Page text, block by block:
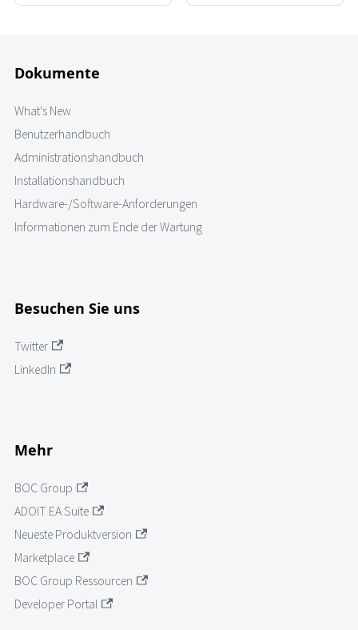
Dokumente
What's New
Benutzerhandbuch
Administrationshandbuch
Installationshandbuch
Hardware-/Software-Anforderungen
Informationen zum Ende der Wartung
Besuchen Sie uns
Twitter
LinkedIn
Mehr
BOC Group
ADOIT EA Suite
Neueste Produktversion
Marketplace
BOC Group Ressourcen
Developer Portal